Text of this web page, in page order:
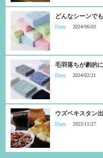
どんなシーンで
Diary 2024/06/03
毛羽落ちが劇的
Diary 2024/02/21
ウズベキスタン
Diary 2023/11/27